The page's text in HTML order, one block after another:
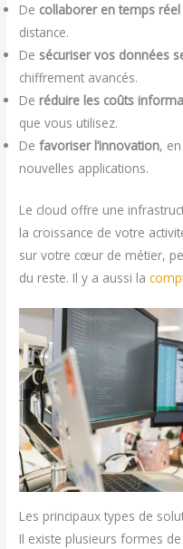
De collaborer en temps réel
distance.
De sécuriser vos données
chiffrement avancés.
De réduire les coûts
que vous utilisez.
Defavoriser l’innovation,
nouvelles applications.
Le cloud offre une
la croissance de votre
sur votre cœur de métier,
du reste. Il y a aussi la
Les principaux types de
Il existe plusieurs formes de